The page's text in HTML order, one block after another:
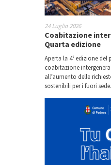
24 Luglio 2026
Coabitazione
Quarta edizione
Aperta la 4° edizione del
coabitazione
all’aumento delle
sostenibili per i fuori sede.